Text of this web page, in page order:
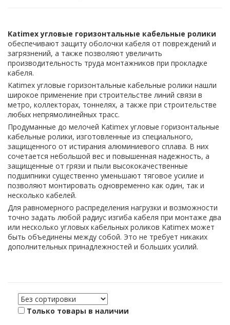
Katimex угловые горизонтальные кабельные ролики
обеспечивают защиту оболочки кабеля от повреждений и
загрязнений, а также позволяют увеличить
производительность труда монтажников при прокладке
кабеля.
Katimex угловые горизонтальные кабельные ролики нашли
широкое применение при строительстве линий связи в
метро, коллекторах, тоннелях, а также при строительстве
любых непрямолинейных трасс.
Продуманные до мелочей Katimex угловые горизонтальные
кабельные ролики, изготовленные из специального,
защищенного от истирания алюминиевого сплава. В них
сочетается небольшой вес и повышенная надежность, а
защищенные от грязи и пыли высококачественные
подшипники существенно уменьшают тяговое усилие и
позволяют монтировать одновременно как один, так и
несколько кабелей.
Для равномерного распределения нагрузки и возможности
точно задать любой радиус изгиба кабеля при монтаже два
или несколько угловых кабельных роликов Katimex может
быть объединены между собой. Это не требует никаких
дополнительных принадлежностей и больших усилий.
Только товары в наличии